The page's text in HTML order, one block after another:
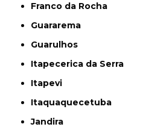
Franco da Rocha
Guararema
Guarulhos
Itapecerica da Serra
Itapevi
Itaquaquecetuba
Jandira